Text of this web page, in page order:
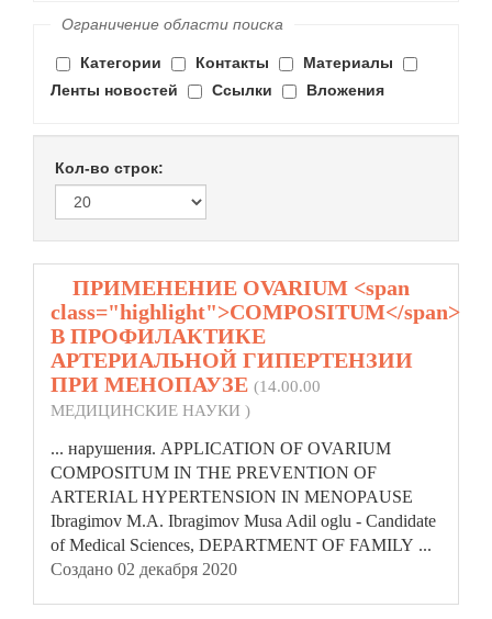
Ограничение области поиска
Категории Контакты
Материалы
Ленты новостей
Ссылки Вложения
Кол-во строк:
ПРИМЕНЕНИЕ OVARIUM <span
class="highlight">COMPOSITUM</span>
В ПРОФИЛАКТИКЕ
АРТЕРИАЛЬНОЙ ГИПЕРТЕНЗИИ
ПРИ МЕНОПАУЗЕ (14.00.00
МЕДИЦИНСКИЕ НАУКИ )
... нарушения. APPLICATION OF OVARIUM
COMPOSITUM IN THE PREVENTION OF
ARTERIAL HYPERTENSION IN MENOPAUSE
Ibragimov M.А. Ibragimov Musa Adil oglu - Candidate
of Medical Sciences, DEPARTMENT OF FAMILY ...
Создано 02 декабря 2020